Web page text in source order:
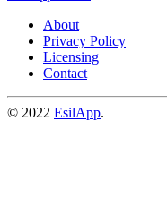
About
Privacy Policy
Licensing
Contact
© 2022 EsilApp.